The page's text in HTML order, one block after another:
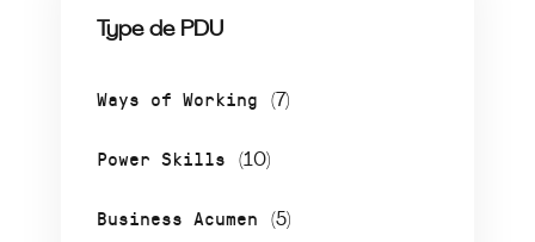
Type de PDU
Ways of Working (7)
Power Skills (10)
Business Acumen (5)